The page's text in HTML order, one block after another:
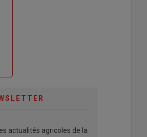
actualités agricoles de la